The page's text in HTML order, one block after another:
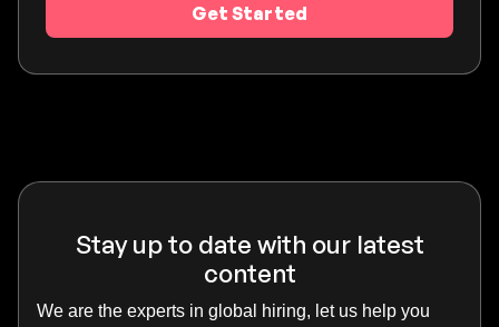
Get Started
Stay up to date with our latest
content
We are the experts in global hiring, let us help you